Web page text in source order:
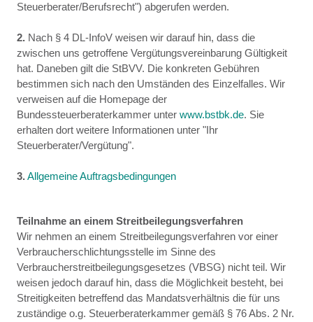
Steuerberater/Berufsrecht") abgerufen werden.
2. Nach § 4 DL-InfoV weisen wir darauf hin, dass die
zwischen uns getroffene Vergütungsvereinbarung Gültigkeit
hat. Daneben gilt die StBVV. Die konkreten Gebühren
bestimmen sich nach den Umständen des Einzelfalles. Wir
verweisen auf die Homepage der
Bundessteuerberaterkammer unter www.bstbk.de. Sie
erhalten dort weitere Informationen unter "Ihr
Steuerberater/Vergütung".
3.Allgemeine Auftragsbedingungen
Teilnahme an einem Streitbeilegungsverfahren
Wir nehmen an einem Streitbeilegungsverfahren vor einer
Verbraucherschlichtungsstelle im Sinne des
Verbraucherstreitbeilegungsgesetzes (VBSG) nicht teil. Wir
weisen jedoch darauf hin, dass die Möglichkeit besteht, bei
Streitigkeiten betreffend das Mandatsverhältnis die für uns
zuständige o.g. Steuerberaterkammer gemäß § 76 Abs. 2 Nr.